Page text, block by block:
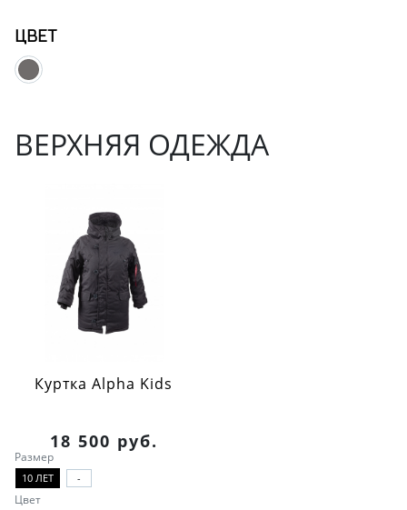
ЦВЕТ
ВЕРХНЯЯ ОДЕЖДА
Куртка Alpha Kids
18 500 руб.
Размер
10 ЛЕТ -
Цвет